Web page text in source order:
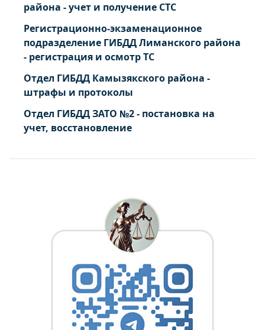
района - учет и получение СТС
Регистрационно-экзаменационное
подразделение ГИБДД Лиманского района
- регистрация и осмотр ТС
Отдел ГИБДД Камызякского района -
штрафы и протоколы
Отдел ГИБДД ЗАТО №2 - постановка на
учет, восстановление